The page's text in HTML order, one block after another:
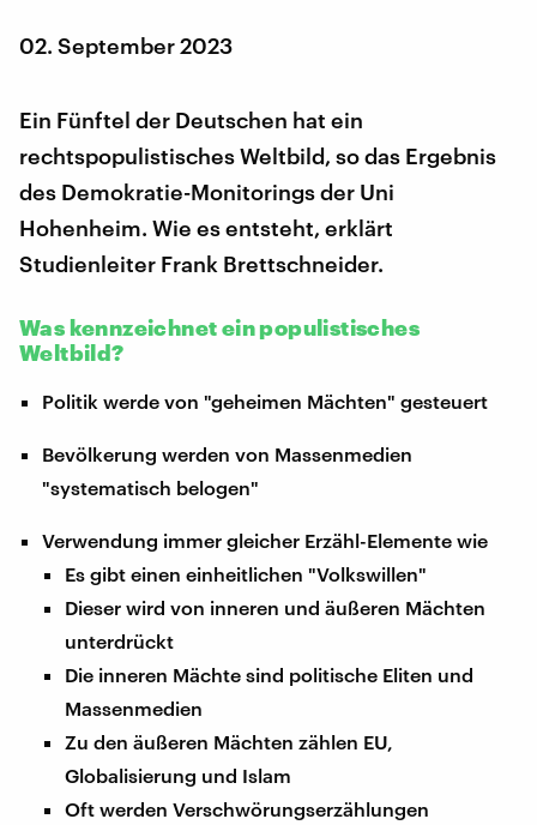
02. September 2023
Ein Fünftel der Deutschen hat ein
rechtspopulistisches Weltbild, so das Ergebnis
des Demokratie-Monitorings der Uni
Hohenheim. Wie es entsteht, erklärt
Studienleiter Frank Brettschneider.
Was kennzeichnet ein populistisches
Weltbild?
Politik werde von "geheimen Mächten" gesteuert
Bevölkerung werden von Massenmedien
"systematisch belogen"
Verwendung immer gleicher Erzähl-Elemente wie
Es gibt einen einheitlichen "Volkswillen"
Dieser wird von inneren und äußeren Mächten
unterdrückt
Die inneren Mächte sind politische Eliten und
Massenmedien
Zu den äußeren Mächten zählen EU,
Globalisierung und Islam
Oft werden Verschwörungserzählungen